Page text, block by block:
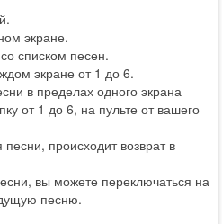
экране.
списком песен.
экране от 1 до 6.
в пределах одного экрана
от 1 до 6, на пульте от вашего
происходит возврат в
вы можете переключаться на
песню.